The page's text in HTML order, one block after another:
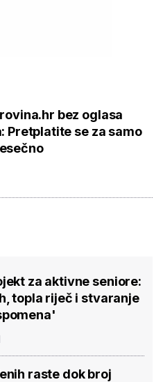
bez oglasa
Pretplatite se za samo
za aktivne seniore:
topla riječ i stvaranje
raste dok broj